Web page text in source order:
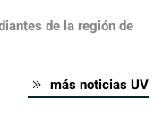
de la región de
más noticias UV